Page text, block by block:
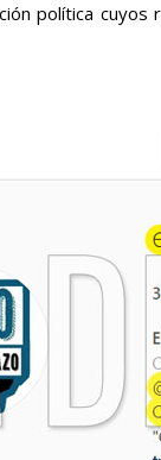
política